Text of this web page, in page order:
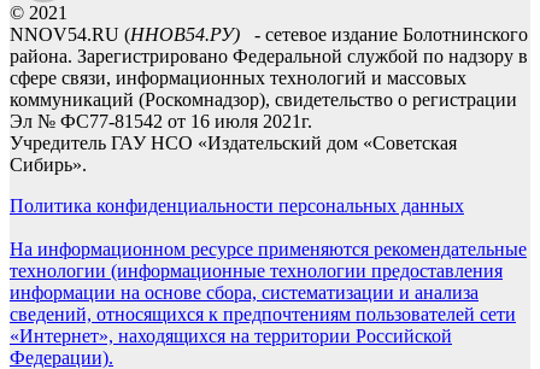
© 2021
NNOV54.RU (ННОВ54.РУ) - сетевое издание Болотнинского
района. Зарегистрировано Федеральной службой по надзору в
сфере связи, информационных технологий и массовых
коммуникаций (Роскомнадзор), свидетельство о регистрации
Эл № ФС77-81542 от 16 июля 2021г.
Учредитель ГАУ НСО «Издательский дом «Советская
Сибирь».
Политика конфиденциальности персональных данных
На информационном ресурсе применяются рекомендательные
технологии (информационные технологии предоставления
информации на основе сбора, систематизации и анализа
сведений, относящихся к предпочтениям пользователей сети
«Интернет», находящихся на территории Российской
Федерации).